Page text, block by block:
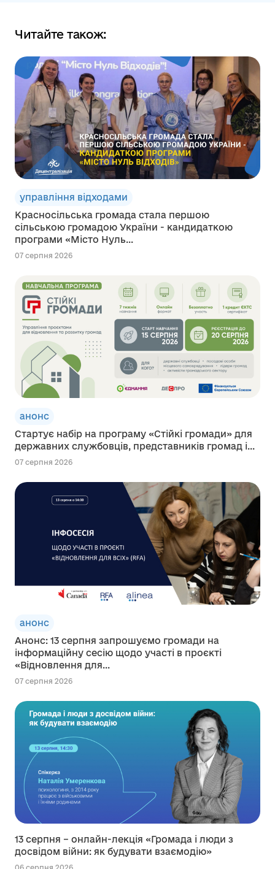
Читайте також:
управління відходами
Красносільська громада стала першою
сільською громадою України - кандидаткою
програми «Місто Нуль...
07 серпня 2026
анонс
Стартує набір на програму «Стійкі громади» для
державних службовців, представників громад і...
07 серпня 2026
анонс
Анонс: 13 серпня запрошуємо громади на
інформаційну сесію щодо участі в проєкті
«Відновлення для...
07 серпня 2026
13 серпня – онлайн-лекція «Громада і люди з
досвідом війни: як будувати взаємодію»